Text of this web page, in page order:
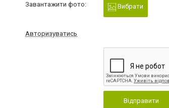
Завантажити фото: Вибрати
Авторизуватись
Відправити